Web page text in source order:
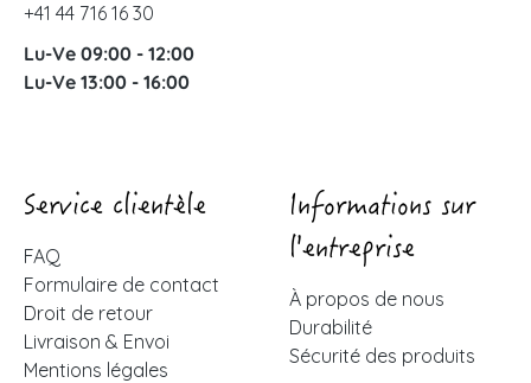
+41 44 716 16 30
Lu-Ve 09:00 - 12:00
Lu-Ve 13:00 - 16:00
Service clientèle
FAQ
Formulaire de contact
Droit de retour
Livraison & Envoi
Mentions légales
Informations sur
l'entreprise
À propos de nous
Durabilité
Sécurité des produits